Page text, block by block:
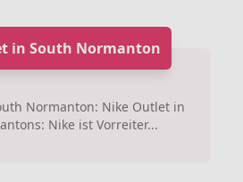
in South Normanton
Normanton: Nike Outlet in
Nike ist Vorreiter...